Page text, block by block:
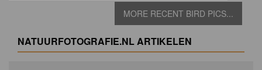
MORE RECENT BIRD PICS...
NATUURFOTOGRAFIE.NL ARTIKELEN